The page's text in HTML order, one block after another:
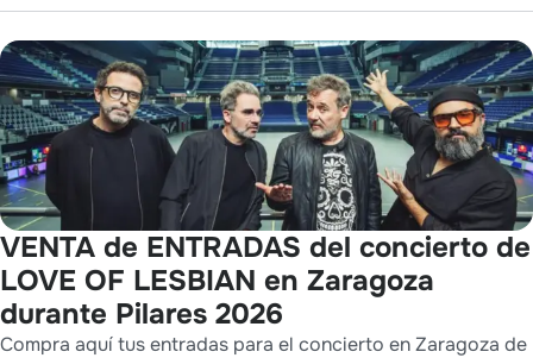
VENTA de ENTRADAS del concierto de
LOVE OF LESBIAN en Zaragoza
durante Pilares 2026
Compra aquí tus entradas para el concierto en Zaragoza de